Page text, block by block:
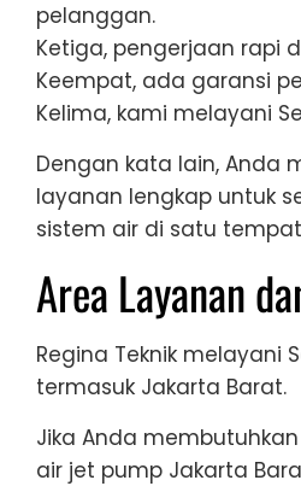
pelanggan.
Ketiga, pengerjaan rapi
Keempat, ada garansi
Kelima, kami melayani
Dengan kata lain, Anda
layanan lengkap untuk
sistem air di satu
Area Layanan
Regina Teknik melayani
termasuk Jakarta Barat.
Jika Anda
air jet pump Jakarta